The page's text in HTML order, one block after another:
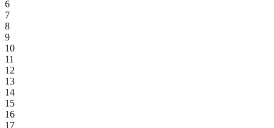
6
7
8
9
10
11
12
13
14
15
16
17